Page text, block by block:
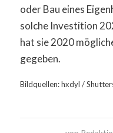
oder Bau eines
solche Investition
hat sie 2020
gegeben.
Bildquellen: hxdyl /